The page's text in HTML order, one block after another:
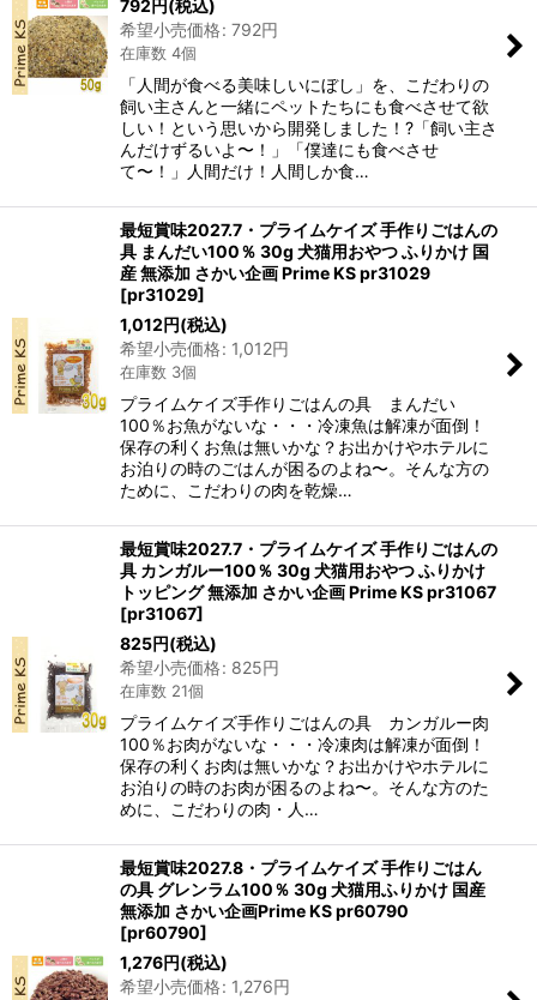
792円(税込)
希望小売価格: 792円
在庫数 4個
「人間が食べる美味しいにぼし」を、こだわりの
飼い主さんと一緒にペットたちにも食べさせて欲
しい！という思いから開発しました！?「飼い主さ
んだけずるいよ〜！」「僕達にも食べさせ
て〜！」人間だけ！人間しか食…
最短賞味2027.7・プライムケイズ 手作りごはんの
具 まんだい100％ 30g 犬猫用おやつ ふりかけ 国
産 無添加 さかい企画 Prime KS pr31029
[pr31029]
1,012円(税込)
希望小売価格: 1,012円
在庫数 3個
プライムケイズ手作りごはんの具 まんだい
100％お魚がないな・・・冷凍魚は解凍が面倒！
保存の利くお魚は無いかな？お出かけやホテルに
お泊りの時のごはんが困るのよね〜。そんな方の
ために、こだわりの肉を乾燥…
最短賞味2027.7・プライムケイズ 手作りごはんの
具 カンガルー100％ 30g 犬猫用おやつ ふりかけ
トッピング 無添加 さかい企画 Prime KS pr31067
[pr31067]
825円(税込)
希望小売価格: 825円
在庫数 21個
プライムケイズ手作りごはんの具 カンガルー肉
100％お肉がないな・・・冷凍肉は解凍が面倒！
保存の利くお肉は無いかな？お出かけやホテルに
お泊りの時のお肉が困るのよね〜。そんな方のた
めに、こだわりの肉・人…
最短賞味2027.8・プライムケイズ 手作りごはん
の具 グレンラム100％ 30g 犬猫用ふりかけ 国産
無添加 さかい企画Prime KS pr60790
[pr60790]
1,276円(税込)
希望小売価格: 1,276円